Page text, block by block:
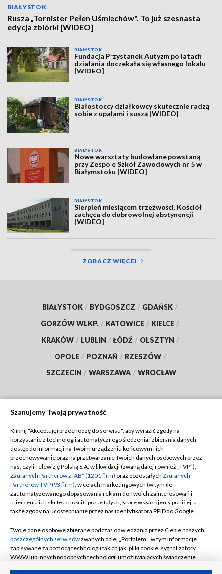
BIAŁYSTOK
Rusza „Tornister Pełen Uśmiechów". To już szesnasta
edycja zbiórki [WIDEO]
BIAŁYSTOK
Fundacja Przystanek Autyzm po latach
działania doczekała się własnego lokalu
[WIDEO]
BIAŁYSTOK
Białostoccy działkowcy skutecznie radzą
sobie z upałami i suszą [WIDEO]
BIAŁYSTOK
Nowe warsztaty budowlane powstaną
przy Zespole Szkół Zawodowych nr 5 w
Białymstoku [WIDEO]
BIAŁYSTOK
Sierpień miesiącem trzeźwości. Kościół
zachęca do dobrowolnej abstynencji
[WIDEO]
ZOBACZ WIĘCEJ
BIAŁYSTOK / BYDGOSZCZ / GDAŃSK /
GORZÓW WLKP. / KATOWICE / KIELCE /
KRAKÓW / LUBLIN / ŁÓDŹ / OLSZTYN /
OPOLE / POZNAŃ / RZESZÓW /
SZCZECIN / WARSZAWA / WROCŁAW
TVP
Abonament TVP
Emisja w TVP
Centrum informacji TVP
Naziemna Telewizja Cyfrowa
Rada Programowa
System NOS
Informacje o nadawcy
Regulamin TVP
Polityka prywatności
Moje zgody
Pomoc
Kontakt
Kanały
Szanujemy Twoją prywatność
Kliknij "Akceptuję i przechodzę do serwisu", aby wyrazić zgody na
korzystanie z technologii automatycznego śledzenia i zbierania danych,
dostęp do informacji na Twoim urządzeniu końcowym i ich
przechowywanie oraz na przetwarzanie Twoich danych osobowych przez
nas, czyli Telewizję Polską S.A. w likwidacji (zwaną dalej również „TVP”),
Zaufanych Partnerów z IAB* (1201 firm) oraz pozostałych Zaufanych
Partnerów TVP (93 firm), w celach marketingowych (w tym do
zautomatyzowanego dopasowania reklam do Twoich zainteresowań i
mierzenia ich skuteczności) i pozostałych, które wskazujemy poniżej, a
także zgody na udostępnianie przez nas identyfikatora PPID do Google.
Twoje dane osobowe zbierane podczas odwiedzania przez Ciebie naszych
poszczególnych serwisówzwanych dalej „Portalem”, w tym informacje
zapisywane za pomocą technologii takich jak: pliki cookie, sygnalizatory
WWW lub innych podobnych technologii umożliwiających świadczenie